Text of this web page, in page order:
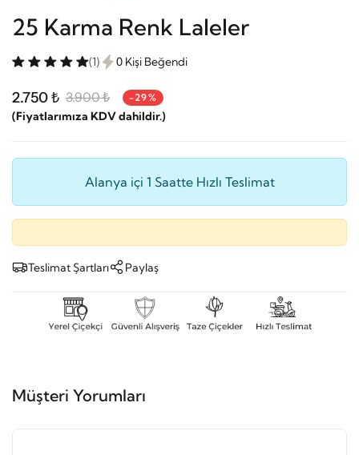
25 Karma Renk Laleler
(1) 0 Kişi Beğendi
2.750 ₺ 3.900 ₺ -29%
(Fiyatlarımıza KDV dahildir.)
Alanya içi 1 Saatte Hızlı Teslimat
Teslimat Şartları Paylaş
Müşteri Yorumları